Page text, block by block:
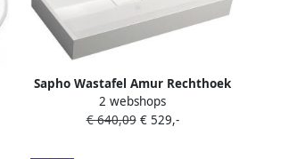
Sapho Wastafel Amur Rechthoek
90x46x12.5 cm Cast Marble Wit
2 webshops
€ 640,09€ 529,-